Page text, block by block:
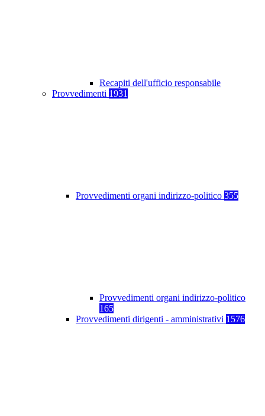
Recapiti dell'ufficio responsabile
Provvedimenti 1931
Provvedimenti organi indirizzo-politico 355
Provvedimenti organi indirizzo-politico
165
Provvedimenti dirigenti - amministrativi 1576